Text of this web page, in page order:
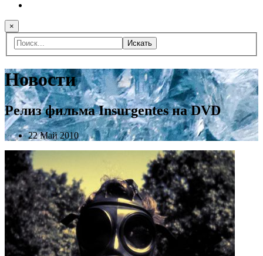
×
Искать
Новости
Релиз фильма Insurgentes на DVD
22 Май 2010